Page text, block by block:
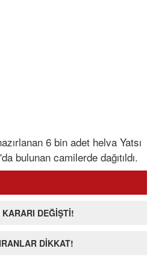
6 bin adet helva Yatsı
bulunan camilerde dağıtıldı.
DEĞİŞTİ!
DİKKAT!